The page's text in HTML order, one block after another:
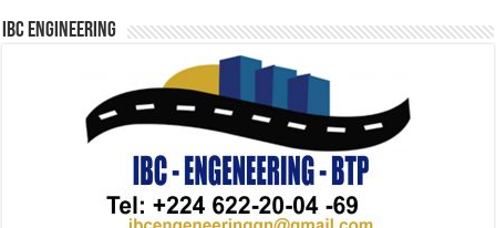
IBC Engineering